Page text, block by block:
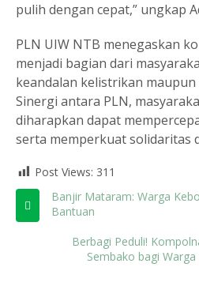
pulih dengan cepat,” ungkap
PLN UIW NTB menegaskan
menjadi bagian dari
keandalan kelistrikan maupun
Sinergi antara PLN,
diharapkan dapat
serta memperkuat solidaritas
Post Views: 311
Banjir Mataram: Warga
Bantuan
Berbagi Peduli!
Sembako bagi